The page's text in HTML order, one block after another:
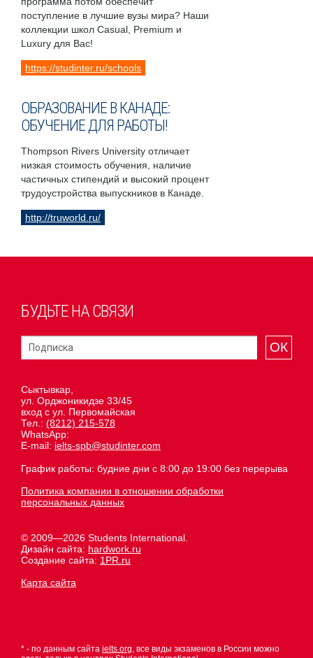
поступление в лучшие вузы мира? Наши
коллекции школ Casual, Premium и
Luxury для Вас!
https://studinter.ru/schools
ОБРАЗОВАНИЕ В КАНАДЕ:
ОБУЧЕНИЕ ДЛЯ РАБОТЫ!
Thompson Rivers University отличает
низкая стоимость обучения, наличие
частичных стипендий и высокий процент
трудоустройства выпускников в Канаде.
http://truworld.ru/
БУДЬТЕ НА СВЯЗИ
ОК
Сыктывкар,
ул. Орджоникидзе 33/45
вход с ул. Первомайская
Тел.: (8212) 215-578
WhatsApp:
E-mail: ielts-spb@studinter.com
График работы: будние дни с 8:00 до 19:00 без перерыва
Политика компании в отношении обработки
персональных данных
© 2009—2026 Students International.
Дизайн сайта: hardwork.ru
Создание сайта: 1PR.ru
Карта сайта
* - по данным сайта ielts.org, все виды экзаменов в России можно